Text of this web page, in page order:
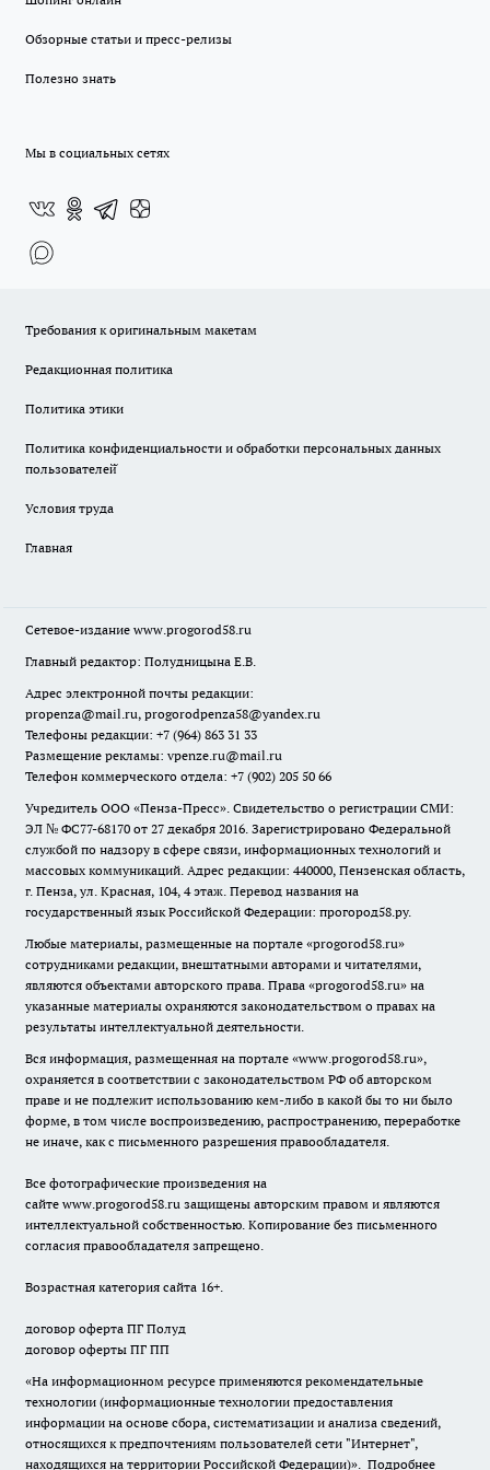
Обзорные статьи и пресс-релизы
Полезно знать
Мы в социальных сетях
Требования к оригинальным макетам
Редакционная политика
Политика этики
Политика конфиденциальности и обработки персональных данных
пользователей̆
Условия труда
Главная
Сетевое-издание www.progorod58.ru
Главный редактор: Полудницына Е.В.
Адрес электронной почты редакции:
propenza@mail.ru, progorodpenza58@yandex.ru
Телефоны редакции: +7 (964) 863 31 33
Размещение рекламы: vpenze.ru@mail.ru
Телефон коммерческого отдела: +7 (902) 205 50 66
Учредитель ООО «Пенза-Пресс». Свидетельство о регистрации СМИ:
ЭЛ № ФС77-68170 от 27 декабря 2016. Зарегистрировано Федеральной
службой по надзору в сфере связи, информационных технологий и
массовых коммуникаций. Адрес редакции: 440000, Пензенская область,
г. Пенза, ул. Красная, 104, 4 этаж. Перевод названия на
государственный язык Российской Федерации: прогород58.ру.
Любые материалы, размещенные на портале «progorod58.ru»
сотрудниками редакции, внештатными авторами и читателями,
являются объектами авторского права. Права «progorod58.ru» на
указанные материалы охраняются законодательством о правах на
результаты интеллектуальной деятельности.
Вся информация, размещенная на портале «www.progorod58.ru»,
охраняется в соответствии с законодательством РФ об авторском
праве и не подлежит использованию кем-либо в какой бы то ни было
форме, в том числе воспроизведению, распространению, переработке
не иначе, как с письменного разрешения правообладателя.
Все фотографические произведения на
сайте www.progorod58.ru защищены авторским правом и являются
интеллектуальной собственностью. Копирование без письменного
согласия правообладателя запрещено.
Возрастная категория сайта 16+.
договор оферта ПГ Полуд
договор оферты ПГ ПП
«На информационном ресурсе применяются рекомендательные
технологии (информационные технологии предоставления
информации на основе сбора, систематизации и анализа сведений,
относящихся к предпочтениям пользователей сети "Интернет",
находящихся на территории Российской Федерации)». Подробнее